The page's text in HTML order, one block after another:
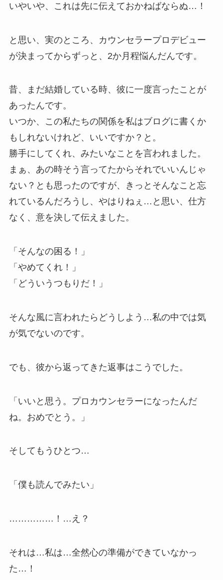
いやいや、これは先に伝えておかねばならぬ…！
と思い、実のところ、カウンセラープロデビュー
が決まってからずっと、2か月程悩んだんです。
昔、まだ結婚している時、彼に一度言ったことが
あったんです。
いつか、この私たちの関係を私はブログに書くか
もしれないけれど、いいですか？と。
勝手にしてくれ、みたいなことを言われました。
まぁ、あの時そう言ってたからそれでいいんじゃ
ない？とも思ったのですが、きっとそんなこと忘
れているんだろうし、やはりねぇ…と思い、仕方
なく、意を決して伝えました。
「そんなの困る！」
「やめてくれ！」
「どういうつもりだ！」
そんな風に言われたらどうしよう…私の中では気
が気でないのです。
でも、彼から返ってきた返事はこうでした。
「いいと思う。プロカウンセラーになったんだ
ね。おめでとう。」
そしてもうひとつ…
「僕も読んでみたい」
……………！…え？
それは…私は…全然心の準備ができていなかっ
た…！